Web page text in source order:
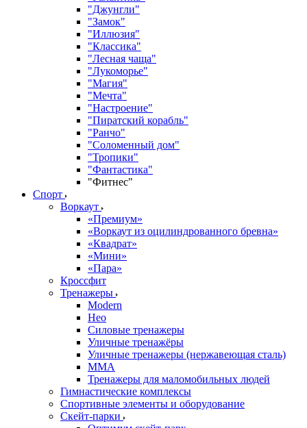
"Джунгли"
"Замок"
"Иллюзия"
"Классика"
"Лесная чаща"
"Лукоморье"
"Магия"
"Мечта"
"Настроение"
"Пиратский корабль"
"Ранчо"
"Соломенный дом"
"Тропики"
"Фантастика"
"Фитнес"
Спорт
Воркаут
«Премиум»
«Воркаут из оцилиндрованного бревна»
«Квадрат»
«Мини»
«Пара»
Кроссфит
Тренажеры
Modern
Нео
Силовые тренажеры
Уличные тренажёры
Уличные тренажеры (нержавеющая сталь)
ММА
Тренажеры для маломобильных людей
Гимнастические комплексы
Спортивные элементы и оборудование
Скейт-парки